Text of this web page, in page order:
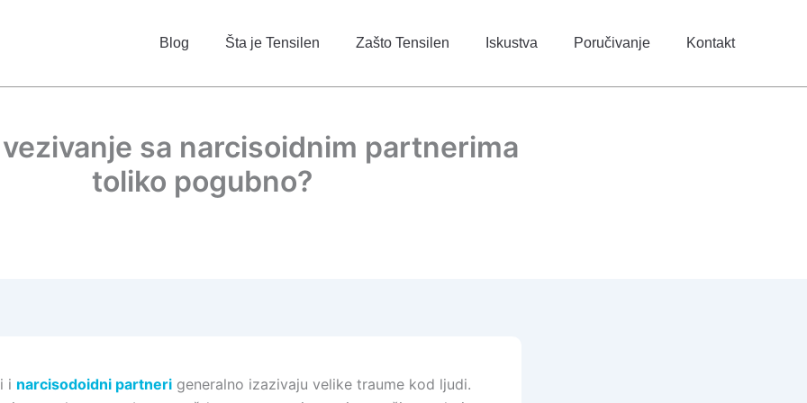
Blog Šta je Tensilen Zašto Tensilen Iskustva Poručivanje Kontakt
sa narcisoidnim partnerima
toliko pogubno?
i narcisodoidni partneri generalno izazivaju velike traume kod ljudi.